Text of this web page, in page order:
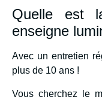
Quelle est
enseigne
Avec un entretien
plus de 10 ans !
Vous cherchez le